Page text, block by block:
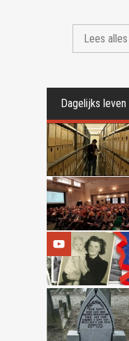
Lees
Dagelijks leven